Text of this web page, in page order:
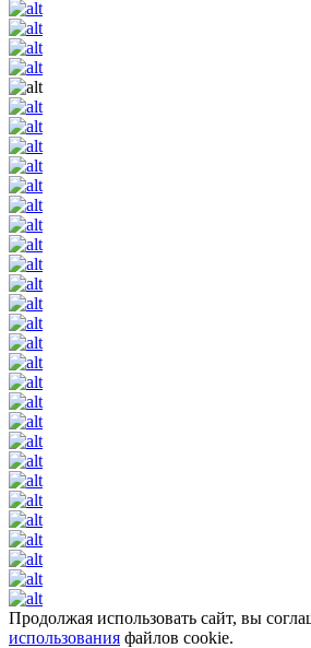
Продолжая использовать сайт, вы
использования файлов cookie.